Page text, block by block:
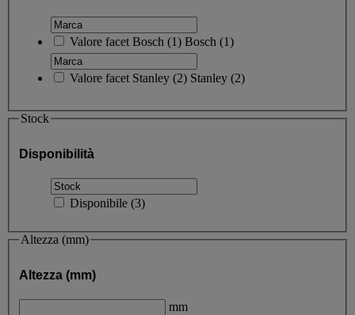
Valore facet Bosch (1) Bosch (1)
Valore facet Stanley (2) Stanley (2)
Stock
Disponibilità
Disponibile (3)
Altezza (mm)
Altezza (mm)
mm